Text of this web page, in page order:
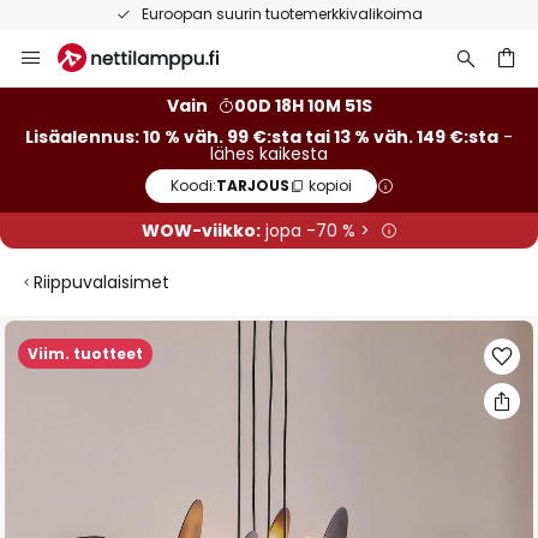
Euroopan suurin tuotemerkkivalikoima
to
Vain
00D 18H 10M 51S
Lisäalennus: 10 % väh. 99 €:sta tai 13 % väh. 149 €:sta -
lähes kaikesta
Koodi:TARJOUS kopioi
WOW-viikko:jopa -70 % >
Riippuvalaisimet
Viim. tuotteet
Skip
to